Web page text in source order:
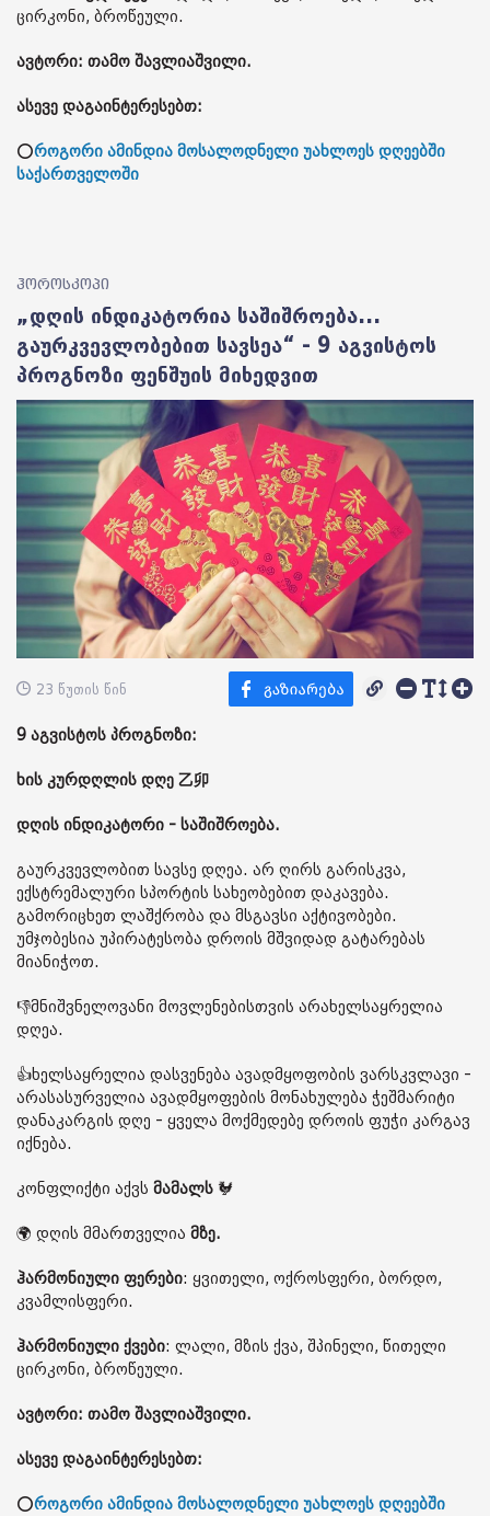
ცირკონი, ბროწეული.
ავტორი: თამო შავლიაშვილი.
ასევე დაგაინტერესებთ:
⭕როგორი ამინდია მოსალოდნელი უახლოეს დღეებში
საქართველოში
ჰოროსკოპი
„დღის ინდიკატორია საშიშროება...
გაურკვევლობებით სავსეა“ - 9 აგვისტოს
პროგნოზი ფენშუის მიხედვით
23 წუთის წინ
9 აგვისტოს პროგნოზი:
ხის კურდღლის დღე 乙卯
დღის ინდიკატორი - საშიშროება.
გაურკვევლობით სავსე დღეა. არ ღირს გარისკვა,
ექსტრემალური სპორტის სახეობებით დაკავება.
გამორიცხეთ ლაშქრობა და მსგავსი აქტივობები.
უმჯობესია უპირატესობა დროის მშვიდად გატარებას
მიანიჭოთ.
👎მნიშვნელოვანი მოვლენებისთვის არახელსაყრელია
დღეა.
👍ხელსაყრელია დასვენება ავადმყოფობის ვარსკვლავი -
არასასურველია ავადმყოფების მონახულება ჭეშმარიტი
დანაკარგის დღე - ყველა მოქმედებე დროის ფუჭი კარგავ
იქნება.
კონფლიქტი აქვს მამალს 🐓
🌍 დღის მმართველია მზე.
ჰარმონიული ფერები: ყვითელი, ოქროსფერი, ბორდო,
კვამლისფერი.
ჰარმონიული ქვები: ლალი, მზის ქვა, შპინელი, წითელი
ცირკონი, ბროწეული.
ავტორი: თამო შავლიაშვილი.
ასევე დაგაინტერესებთ:
⭕როგორი ამინდია მოსალოდნელი უახლოეს დღეებში